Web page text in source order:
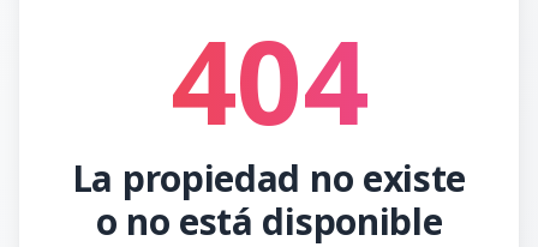
404
La propiedad no existe
o no está disponible